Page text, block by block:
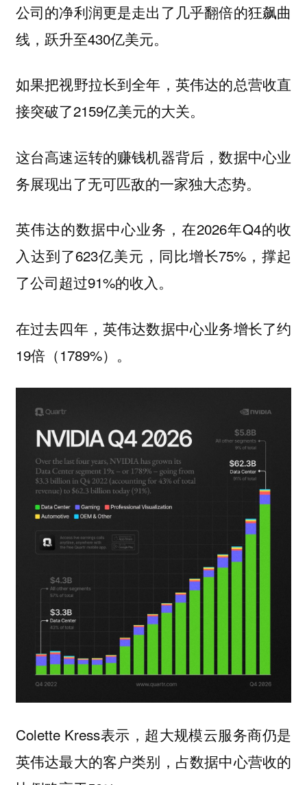
公司的净利润更是走出了几乎翻倍的狂飙曲
线，跃升至430亿美元。
如果把视野拉长到全年，英伟达的总营收直
接突破了2159亿美元的大关。
这台高速运转的赚钱机器背后，数据中心业
务展现出了无可匹敌的一家独大态势。
英伟达的数据中心业务，在2026年Q4的收
入达到了623亿美元，同比增长75%，撑起
了公司超过91%的收入。
在过去四年，英伟达数据中心业务增长了约
19倍（1789%）。
Colette Kress表示，超大规模云服务商仍是
英伟达最大的客户类别，占数据中心营收的